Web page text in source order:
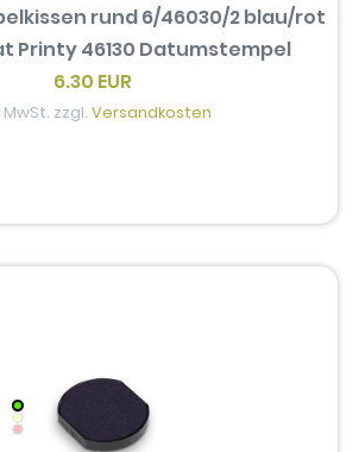
rund 6/46030/2 blau/rot
Printy 46130 Datumstempel
6.30 EUR
MwSt. zzgl.Versandkosten